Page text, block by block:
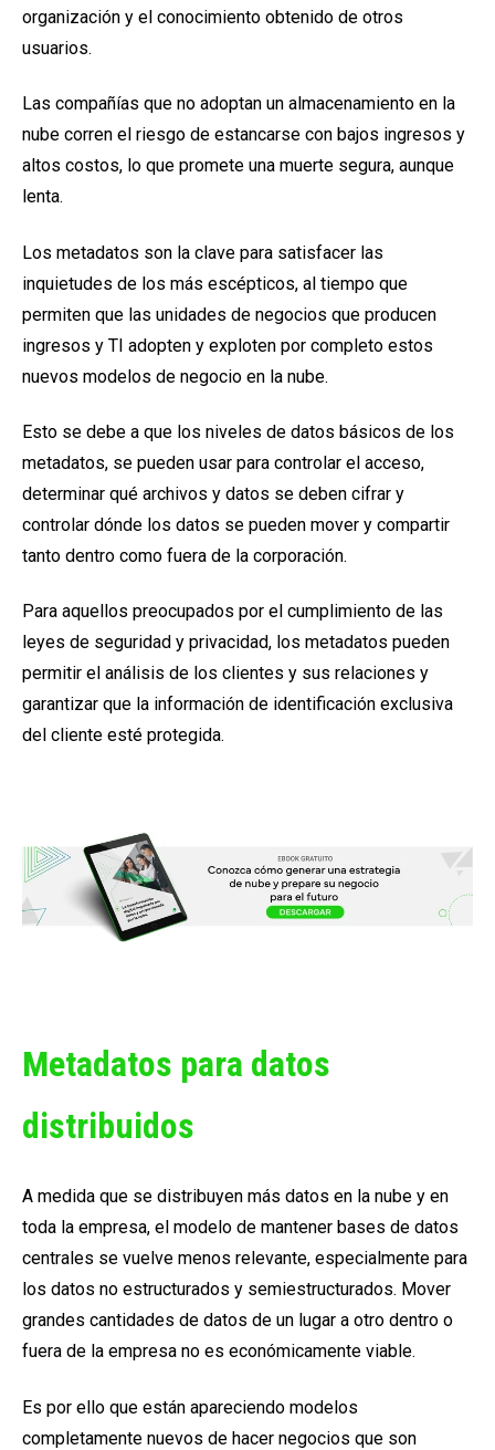
organización y el conocimiento obtenido de otros
usuarios.
Las compañías que no adoptan un almacenamiento en la
nube corren el riesgo de estancarse con bajos ingresos y
altos costos, lo que promete una muerte segura, aunque
lenta.
Los metadatos son la clave para satisfacer las
inquietudes de los más escépticos, al tiempo que
permiten que las unidades de negocios que producen
ingresos y TI adopten y exploten por completo estos
nuevos modelos de negocio en la nube.
Esto se debe a que los niveles de datos básicos de los
metadatos, se pueden usar para controlar el acceso,
determinar qué archivos y datos se deben cifrar y
controlar dónde los datos se pueden mover y compartir
tanto dentro como fuera de la corporación.
Para aquellos preocupados por el cumplimiento de las
leyes de seguridad y privacidad, los metadatos pueden
permitir el análisis de los clientes y sus relaciones y
garantizar que la información de identificación exclusiva
del cliente esté protegida.
Metadatos para datos
distribuidos
A medida que se distribuyen más datos en la nube y en
toda la empresa, el modelo de mantener bases de datos
centrales se vuelve menos relevante, especialmente para
los datos no estructurados y semiestructurados. Mover
grandes cantidades de datos de un lugar a otro dentro o
fuera de la empresa no es económicamente viable.
Es por ello que están apareciendo modelos
completamente nuevos de hacer negocios que son